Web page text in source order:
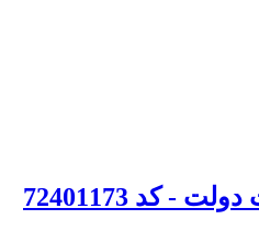
کد 72401173